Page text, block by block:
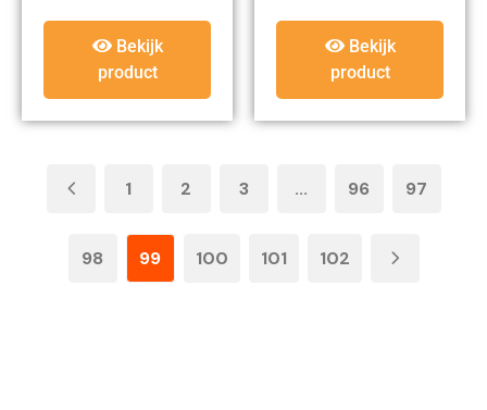
Bekijk
product
Bekijk
product
1 2 3 ... 96 97
98 99 100 101 102